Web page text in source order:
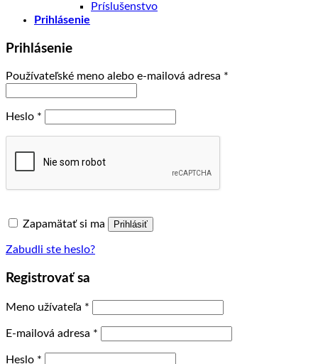
Príslušenstvo
Prihlásenie
Prihlásenie
Používateľské meno alebo e-mailová adresa *
Heslo *
Zapamätať si ma Prihlásiť
Zabudli ste heslo?
Registrovať sa
Meno užívateľa *
E-mailová adresa *
Heslo *